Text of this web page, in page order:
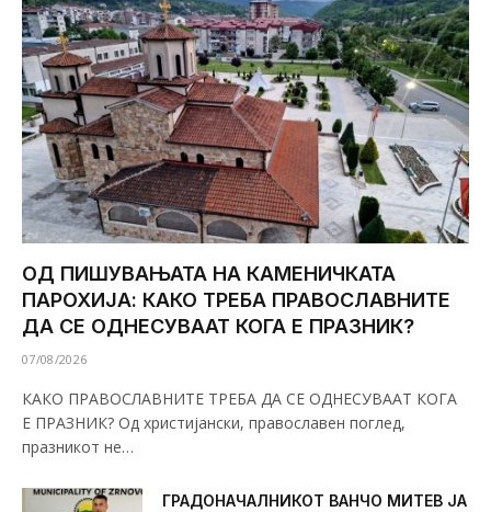
ОД ПИШУВАЊАТА НА КАМЕНИЧКАТА
ПАРОХИЈА: КАКО ТРЕБА ПРАВОСЛАВНИТЕ
ДА СЕ ОДНЕСУВААТ КОГА Е ПРАЗНИК?
07/08/2026
КАКО ПРАВОСЛАВНИТЕ ТРЕБА ДА СЕ ОДНЕСУВААТ КОГА
Е ПРАЗНИК? Од христијански, православен поглед,
празникот не…
ГРАДОНАЧАЛНИКОТ ВАНЧО МИТЕВ ЈА